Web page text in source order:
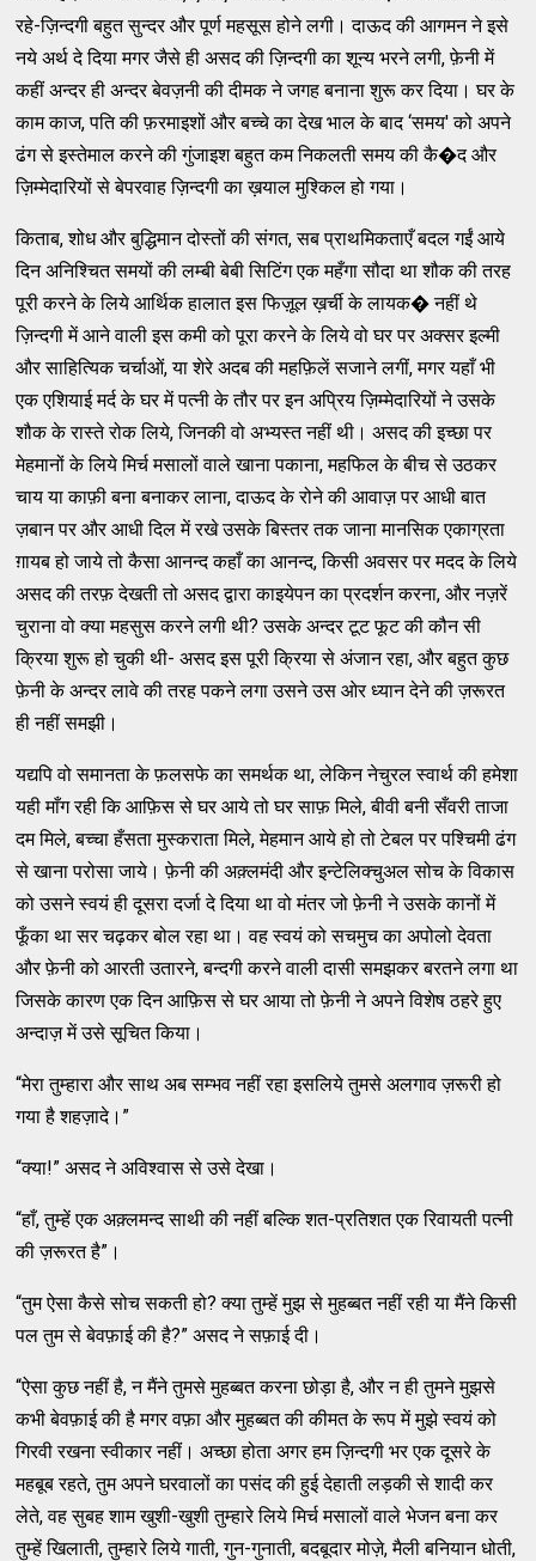
रहे-ज़िन्‍दगी बहुत सुन्‍दर और पूर्ण महसूस होने लगी। दाऊद की आगमन ने इसे
नये अर्थ दे दिया मगर जैसे ही असद की ज़िन्‍दगी का शून्‍य भरने लगी, फ़ेनी में
कहीं अन्‍दर ही अन्‍दर बेवज़नी की दीमक ने जगह बनाना शुरू कर दिया। घर के
काम काज, पति की फ़रमाइशों और बच्‍चे का देख भाल के बाद ‘समय' को अपने
ढंग से इस्‍तेमाल करने की गुंजाइश बहुत कम निकलती समय की कै�द और
ज़िम्‍मेदारियों से बेपरवाह ज़िन्‍दगी का ख़याल मुश्‍किल हो गया।
किताब, शोध और बुद्धिमान दोस्‍तों की संगत, सब प्राथमिकताएँ बदल गईं आये
दिन अनिश्‍चित समयों की लम्‍बी बेबी सिटिंग एक महँगा सौदा था शौक की तरह
पूरी करने के लिये आर्थिक हालात इस फिज़ूल ख़र्ची के लायक� नहीं थे
ज़िन्‍दगी में आने वाली इस कमी को पूरा करने के लिये वो घर पर अक्‍सर इल्‍मी
और साहित्‍यिक चर्चाओं, या शेरे अदब की महफ़िलें सजाने लगीं, मगर यहाँ भी
एक एशियाई मर्द के घर में पत्‍नी के तौर पर इन अप्रिय ज़िम्‍मेदारियों ने उसके
शौक के रास्‍ते रोक लिये, जिनकी वो अभ्‍यस्‍त नहीं थी। असद की इच्‍छा पर
मेहमानों के लिये मिर्च मसालों वाले खाना पकाना, महफिल के बीच से उठकर
चाय या काफ़ी बना बनाकर लाना, दाऊद के रोने की आवाज़ पर आधी बात
ज़बान पर और आधी दिल में रखे उसके बिस्‍तर तक जाना मानसिक एकाग्रता
ग़ायब हो जाये तो कैसा आनन्‍द कहाँ का आनन्‍द, किसी अवसर पर मदद के लिये
असद की तरफ़ देखती तो असद द्वारा काइयेपन का प्रदर्शन करना, और नज़रें
चुराना वो क्‍या महसुस करने लगी थी? उसके अन्‍दर टूट फूट की कौन सी
क्रिया शुरू हो चुकी थी- असद इस पूरी क्रिया से अंजान रहा, और बहुत कुछ
फ़ेनी के अन्‍दर लावे की तरह पकने लगा उसने उस ओर ध्‍यान देने की ज़रूरत
ही नहीं समझी।
यद्यपि वो समानता के फ़लसफे का समर्थक था, लेकिन नेचुरल स्‍वार्थ की हमेशा
यही माँग रही कि आफ़िस से घर आये तो घर साफ़ मिले, बीवी बनी सँवरी ताजा
दम मिले, बच्‍चा हँसता मुस्‍कराता मिले, मेहमान आये हो तो टेबल पर पश्‍चिमी ढंग
से खाना परोसा जाये। फ़ेनी की अक़्‍लमंदी और इन्‍टेलिक्‍चुअल सोच के विकास
को उसने स्‍वयं ही दूसरा दर्जा दे दिया था वो मंतर जो फ़ेनी ने उसके कानों में
फूँका था सर चढ़कर बोल रहा था। वह स्‍वयं को सचमुच का अपोलो देवता
और फ़ेनी को आरती उतारने, बन्‍दगी करने वाली दासी समझकर बरतने लगा था
जिसके कारण एक दिन आफ़िस से घर आया तो फ़ेनी ने अपने विशेष ठहरे हुए
अन्‍दाज़ में उसे सूचित किया।
“मेरा तुम्‍हारा और साथ अब सम्‍भव नहीं रहा इसलिये तुमसे अलगाव ज़रूरी हो
गया है शहज़ादे।”
“क्‍या!” असद ने अविश्‍वास से उसे देखा।
“हाँ, तुम्‍हें एक अक़्‍लमन्‍द साथी की नहीं बल्‍कि शत-प्रतिशत एक रिवायती पत्‍नी
की ज़रूरत है”।
“तुम ऐसा कैसे सोच सकती हो? क्‍या तुम्‍हें मुझ से मुहब्‍बत नहीं रही या मैंने किसी
पल तुम से बेवफ़ाई की है?” असद ने सफ़ाई दी।
“ऐसा कुछ नहीं है, न मैंने तुमसे मुहब्‍बत करना छोड़ा है, और न ही तुमने मुझसे
कभी बेवफ़ाई की है मगर वफ़ा और मुहब्‍बत की कीमत के रूप में मुझे स्‍वयं को
गिरवी रखना स्‍वीकार नहीं। अच्‍छा होता अगर हम ज़िन्‍दगी भर एक दूसरे के
महबूब रहते, तुम अपने घरवालों का पसंद की हुई देहाती लड़की से शादी कर
लेते, वह सुबह शाम खुशी-खुशी तुम्‍हारे लिये मिर्च मसालों वाले भेजन बना कर
तुम्‍हें खिलाती, तुम्‍हारे लिये गाती, गुन-गुनाती, बदबूदार मोज़े, मैली बनियान धोती,